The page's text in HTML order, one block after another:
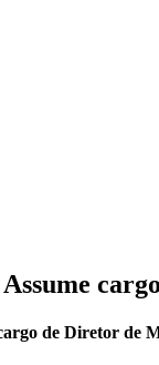
de Diretor de